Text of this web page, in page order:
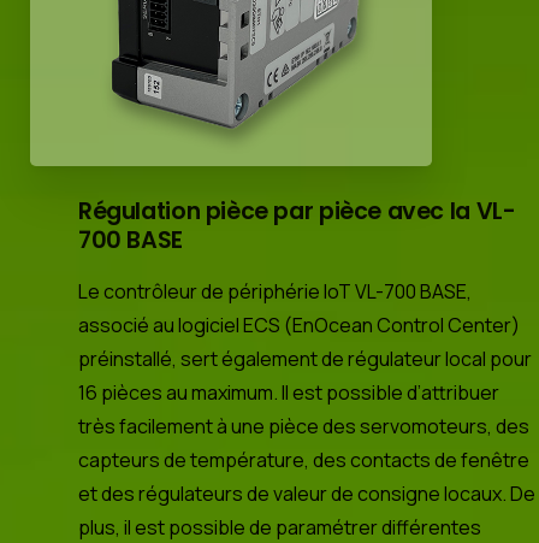
Régulation pièce par pièce avec la VL-
700 BASE
Le contrôleur de périphérie IoT VL-700 BASE,
associé au logiciel ECS (EnOcean Control Center)
préinstallé, sert également de régulateur local pour
16 pièces au maximum. Il est possible d’attribuer
très facilement à une pièce des servomoteurs, des
capteurs de température, des contacts de fenêtre
et des régulateurs de valeur de consigne locaux. De
plus, il est possible de paramétrer différentes